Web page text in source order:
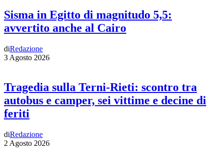
Sisma in Egitto di magnitudo 5,5:
avvertito anche al Cairo
diRedazione
3 Agosto 2026
Tragedia sulla Terni-Rieti: scontro tra
autobus e camper, sei vittime e decine di
feriti
diRedazione
2 Agosto 2026